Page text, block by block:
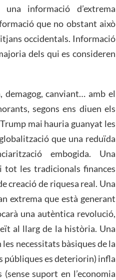
informació d’extrema
que no obstant això
occidentals. Informació
dels qui es consideren
canviant… amb el
segons ens diuen els
mai hauria guanyat les
que una reduïda
embogida. Una
tot les tradicionals finances
creació de riquesa real. Una
extrema que està generant
una autèntica revolució,
al llarg de la història. Una
necessitats bàsiques de la
públiques es deteriorin) infla
suport en l’economia